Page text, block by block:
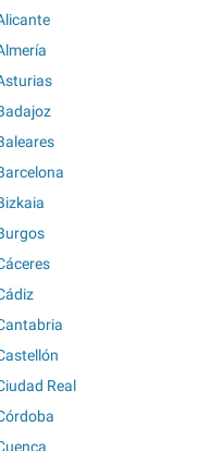
Real